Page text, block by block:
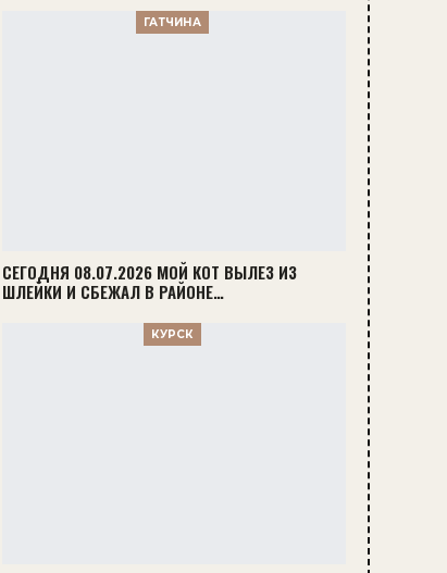
ГАТЧИНА
СЕГОДНЯ 08.07.2026 МОЙ КОТ ВЫЛЕЗ ИЗ
ШЛЕЙКИ И СБЕЖАЛ В РАЙОНЕ…
КУРСК